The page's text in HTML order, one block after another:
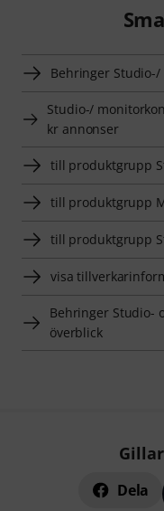
Behringer
Studio-/
kr annonser
till produktgrupp
till produktgrupp
till produktgrupp
visa
Behringer Studio-
överblick
Dela